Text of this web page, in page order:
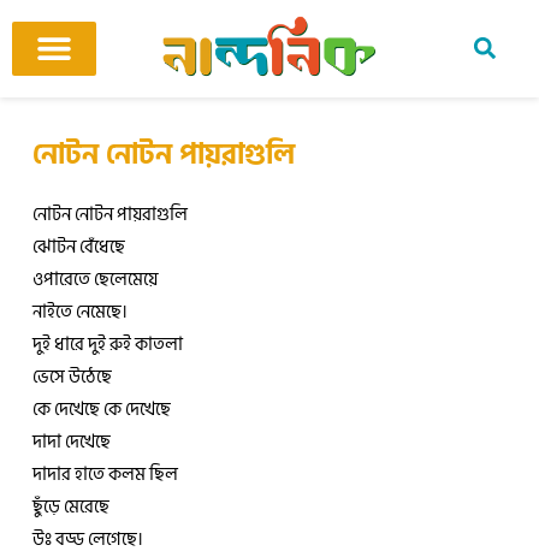
content
নোটন নোটন পায়রাগুলি
নোটন নোটন পায়রাগুলি
ঝোটন বেঁধেছে
ওপারেতে ছেলেমেয়ে
নাইতে নেমেছে।
দুই ধারে দুই রুই কাতলা
ভেসে উঠেছে
কে দেখেছে কে দেখেছে
দাদা দেখেছে
দাদার হাতে কলম ছিল
ছুঁড়ে মেরেছে
উঃ বড্ড লেগেছে।